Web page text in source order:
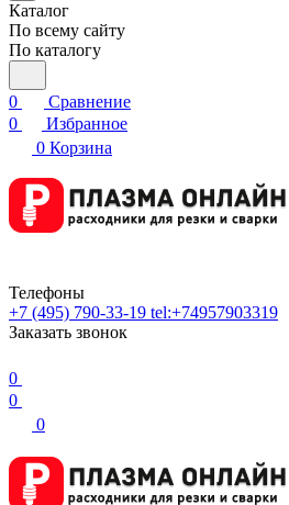
Каталог
По всему сайту
По каталогу
0
Сравнение
0
Избранное
0 Корзина
Телефоны
+7 (495) 790-33-19 tel:+74957903319
Заказать звонок
0
0
0